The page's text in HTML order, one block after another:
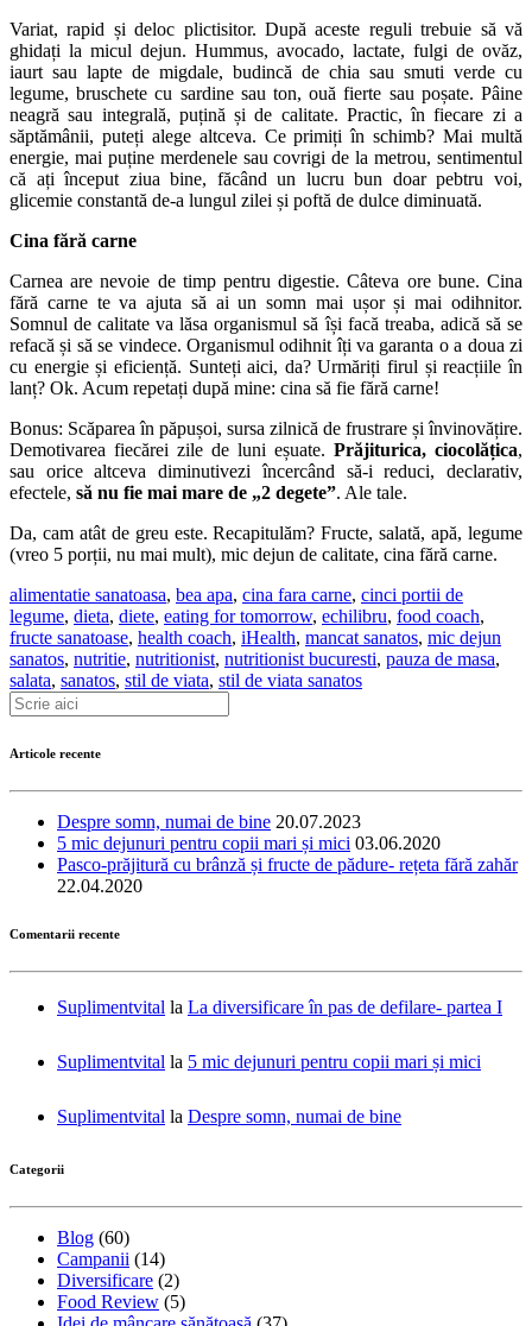
Variat, rapid și deloc plictisitor. După aceste reguli trebuie să vă
ghidați la micul dejun. Hummus, avocado, lactate, fulgi de ovăz,
iaurt sau lapte de migdale, budincă de chia sau smuti verde cu
legume, bruschete cu sardine sau ton, ouă fierte sau poșate. Pâine
neagră sau integrală, puțină și de calitate. Practic, în fiecare zi a
săptămânii, puteți alege altceva. Ce primiți în schimb? Mai multă
energie, mai puține merdenele sau covrigi de la metrou, sentimentul
că ați început ziua bine, făcând un lucru bun doar pebtru voi,
glicemie constantă de-a lungul zilei și poftă de dulce diminuată.
Cina fără carne
Carnea are nevoie de timp pentru digestie. Câteva ore bune. Cina
fără carne te va ajuta să ai un somn mai ușor și mai odihnitor.
Somnul de calitate va lăsa organismul să își facă treaba, adică să se
refacă și să se vindece. Organismul odihnit îți va garanta o a doua zi
cu energie și eficiență. Sunteți aici, da? Urmăriți firul și reacțiile în
lanț? Ok. Acum repetați după mine: cina să fie fără carne!
Bonus: Scăparea în păpușoi, sursa zilnică de frustrare și învinovățire.
Demotivarea fiecărei zile de luni eșuate. Prăjiturica, ciocolățica,
sau orice altceva diminutivezi încercând să-i reduci, declarativ,
efectele, să nu fie mai mare de „2 degete”. Ale tale.
Da, cam atât de greu este. Recapitulăm? Fructe, salată, apă, legume
(vreo 5 porții, nu mai mult), mic dejun de calitate, cina fără carne.
alimentatie sanatoasa, bea apa, cina fara carne, cinci portii de
legume, dieta, diete, eating for tomorrow, echilibru, food coach,
fructe sanatoase, health coach, iHealth, mancat sanatos, mic dejun
sanatos, nutritie, nutritionist, nutritionist bucuresti, pauza de masa,
salata, sanatos, stil de viata, stil de viata sanatos
Articole recente
Despre somn, numai de bine 20.07.2023
5 mic dejunuri pentru copii mari și mici 03.06.2020
Pasco-prăjitură cu brânză și fructe de pădure- rețeta fără zahăr
22.04.2020
Comentarii recente
Suplimentvital la La diversificare în pas de defilare- partea I
Suplimentvital la 5 mic dejunuri pentru copii mari și mici
Suplimentvital la Despre somn, numai de bine
Categorii
Blog (60)
Campanii (14)
Diversificare (2)
Food Review (5)